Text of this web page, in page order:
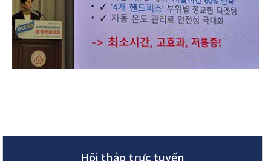
Hội thảo trực tuyến